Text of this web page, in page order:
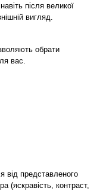
після великої
вигляд.
обрати
вас.
від представленого
(яскравість, контраст,